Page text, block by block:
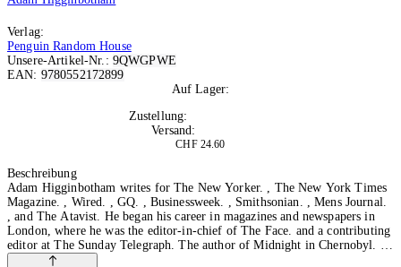
Verlag:
Penguin Random House
Unsere-Artikel-Nr.: 9QWGPWE
EAN: 9780552172899
Auf Lager:
Zustellung:
Versand:
CHF 24.60
Beschreibung
Adam Higginbotham writes for The New Yorker. , The New York Times
Magazine. , Wired. , GQ. , Businessweek. , Smithsonian. , Mens Journal.
, and The Atavist. He began his career in magazines and newspapers in
London, where he was the editor-in-chief of The Face. and a contributing
editor at The Sunday Telegraph. The author of Midnight in Chernobyl. ,
he lives in New York City.